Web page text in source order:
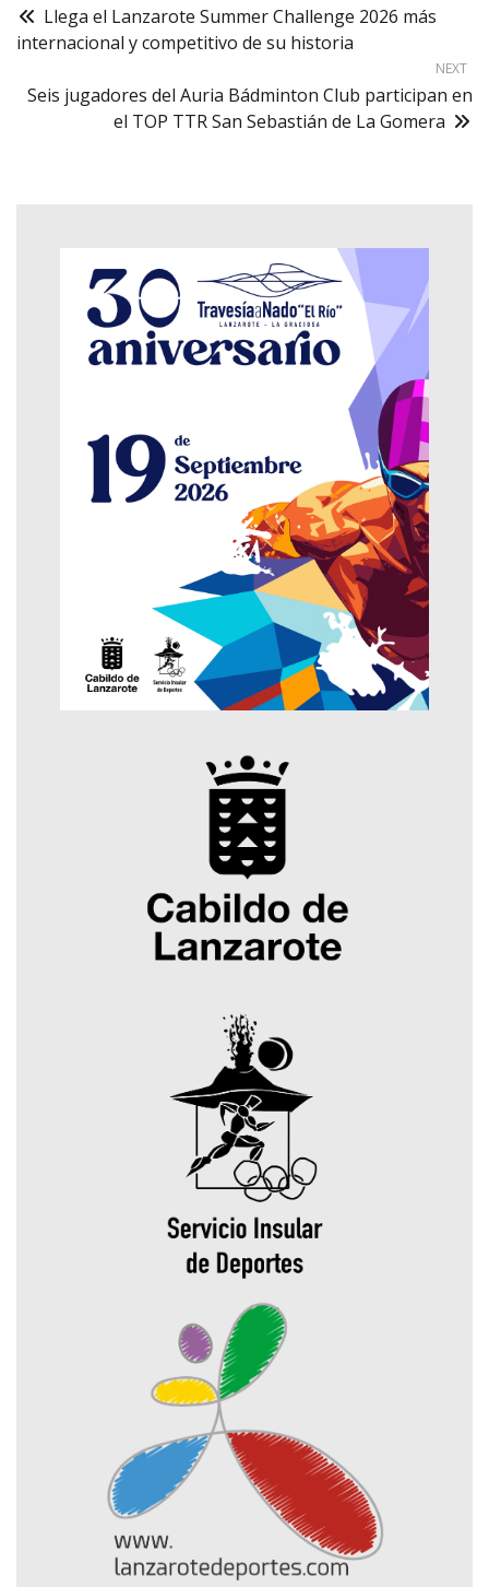
Llega el Lanzarote Summer Challenge 2026 más
internacional y competitivo de su historia
NEXT
Seis jugadores del Auria Bádminton Club participan en
el TOP TTR San Sebastián de La Gomera